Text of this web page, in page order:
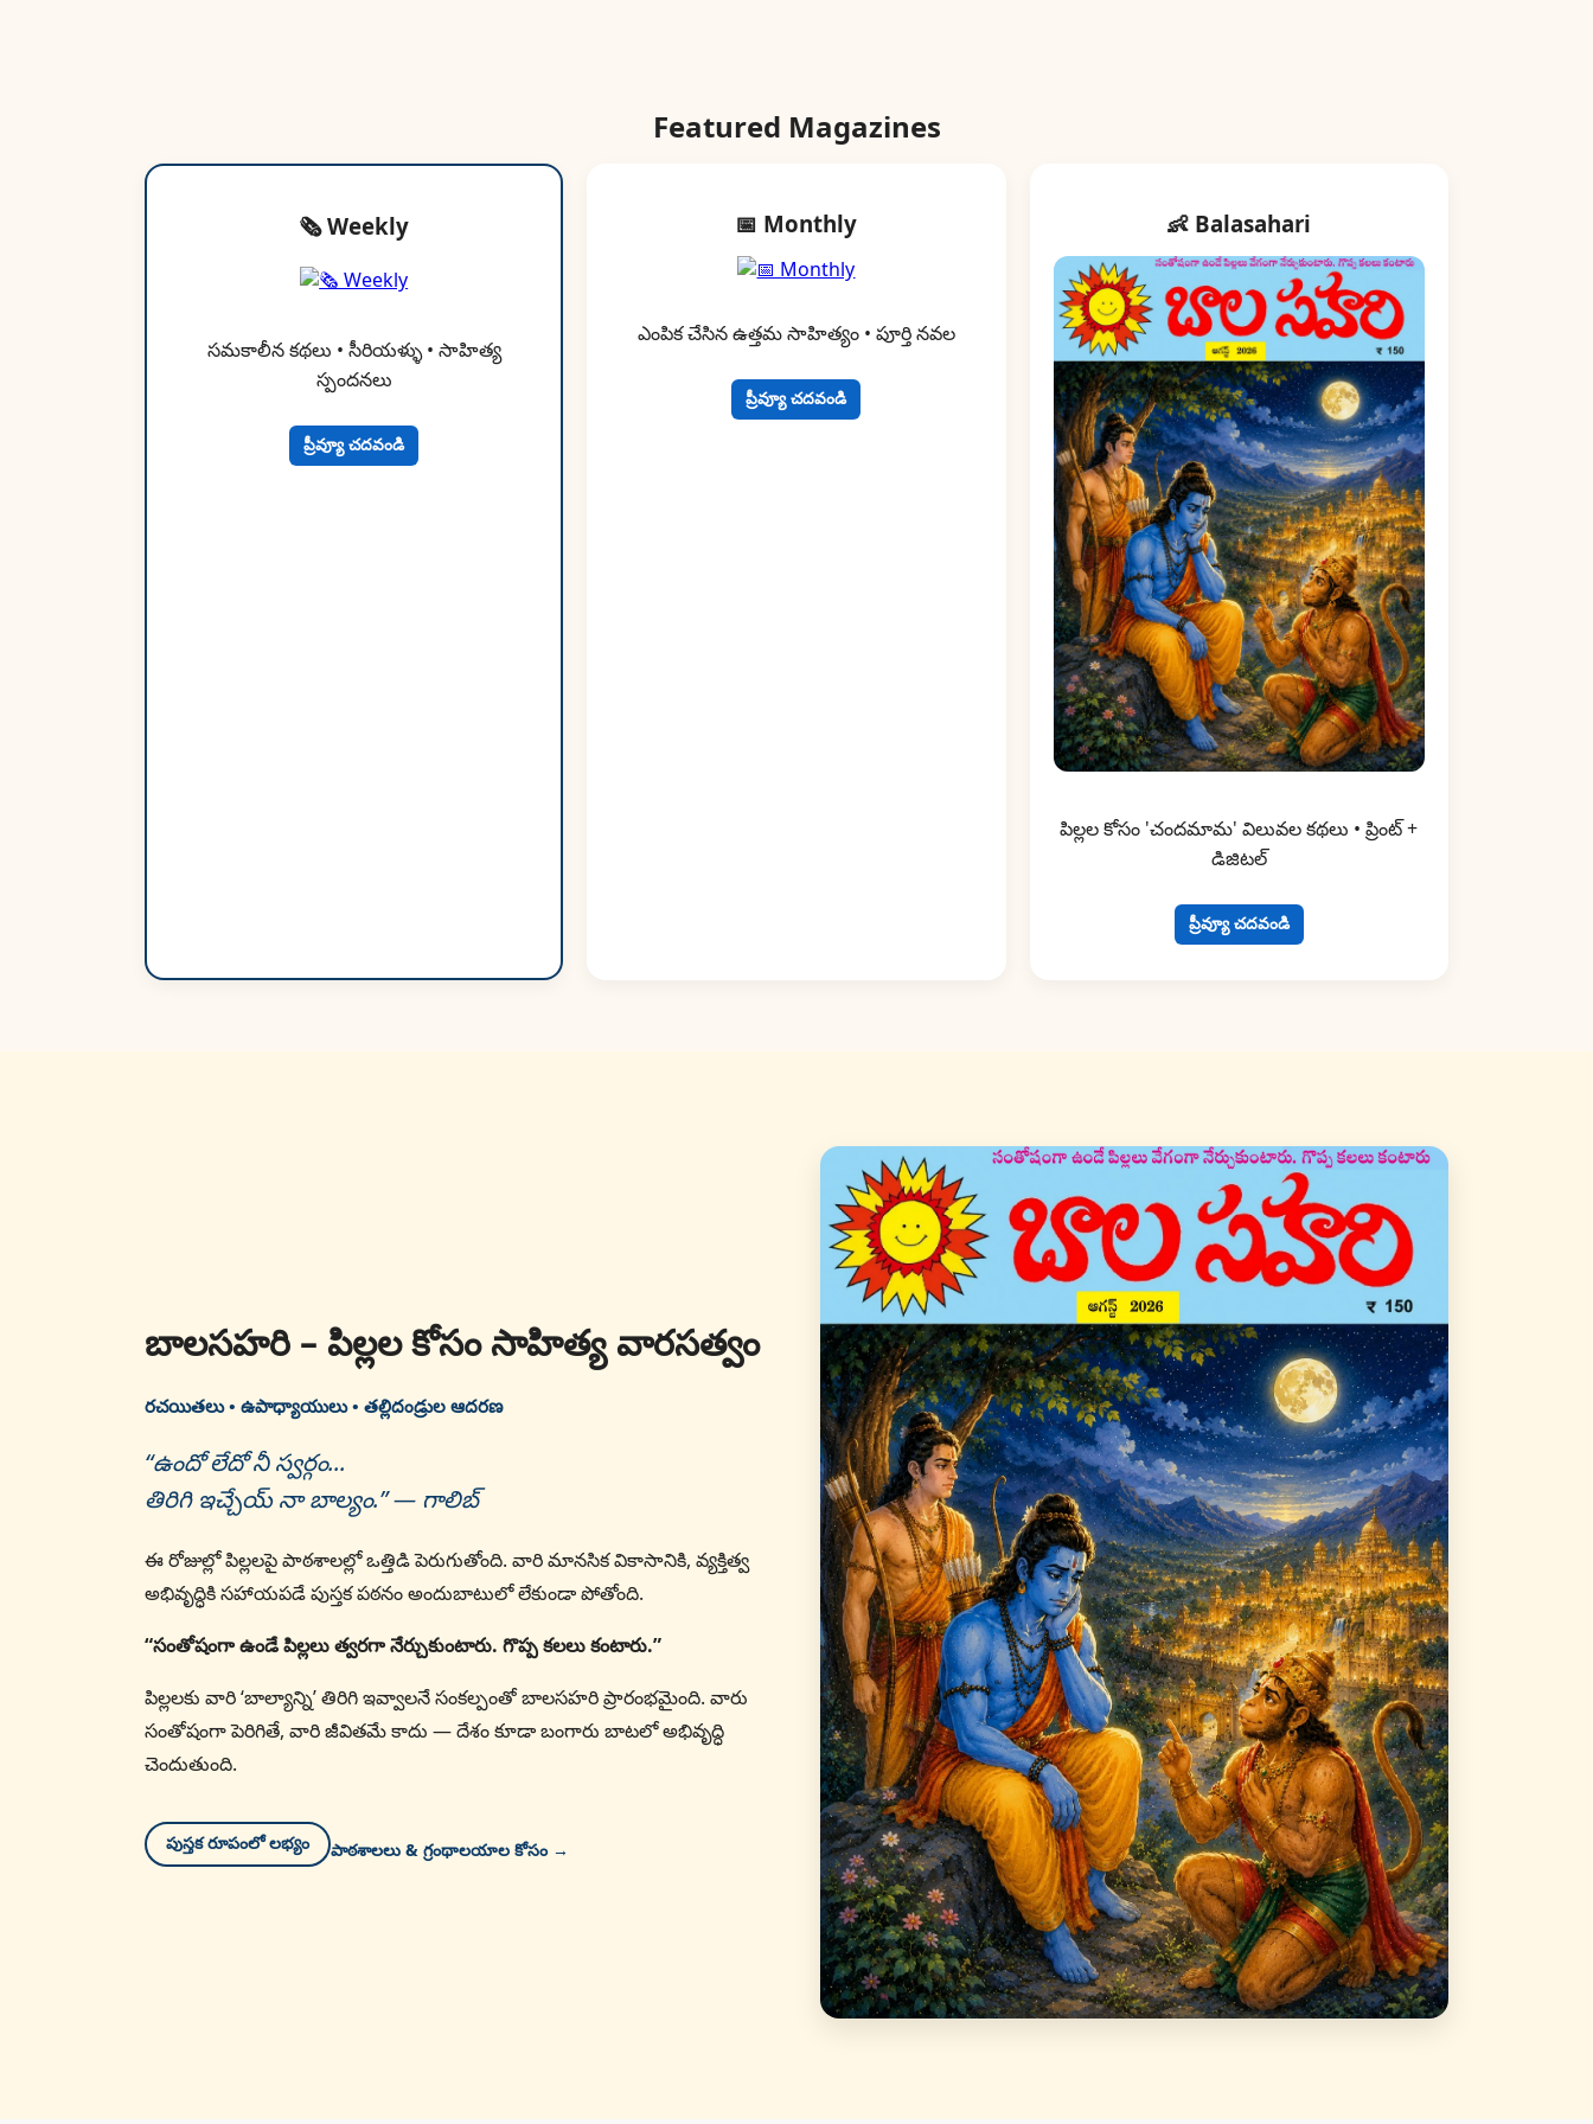
Featured Magazines
🗞 Weekly
సమకాలీన కథలు • సీరియళ్ళు • సాహిత్య
స్పందనలు
ప్రీవ్యూ చదవండి
📅 Monthly
ఎంపిక చేసిన ఉత్తమ సాహిత్యం • పూర్తి నవల
ప్రీవ్యూ చదవండి
👶 Balasahari
పిల్లల కోసం 'చందమామ' విలువల కథలు • ప్రింట్ +
డిజిటల్
ప్రీవ్యూ చదవండి
బాలసహరి – పిల్లల కోసం సాహిత్య వారసత్వం
రచయితలు • ఉపాధ్యాయులు • తల్లిదండ్రుల ఆదరణ
“ఉందో లేదో నీ స్వర్గం...
తిరిగి ఇచ్చేయ్ నా బాల్యం.” — గాలిబ్
ఈ రోజుల్లో పిల్లలపై పాఠశాలల్లో ఒత్తిడి పెరుగుతోంది. వారి మానసిక వికాసానికి, వ్యక్తిత్వ
అభివృద్ధికి సహాయపడే పుస్తక పఠనం అందుబాటులో లేకుండా పోతోంది.
“సంతోషంగా ఉండే పిల్లలు త్వరగా నేర్చుకుంటారు. గొప్ప కలలు కంటారు.”
పిల్లలకు వారి ‘బాల్యాన్ని’ తిరిగి ఇవ్వాలనే సంకల్పంతో బాలసహరి ప్రారంభమైంది. వారు
సంతోషంగా పెరిగితే, వారి జీవితమే కాదు — దేశం కూడా బంగారు బాటలో అభివృద్ధి
చెందుతుంది.
పుస్తక రూపంలో లభ్యం పాఠశాలలు & గ్రంథాలయాల కోసం →